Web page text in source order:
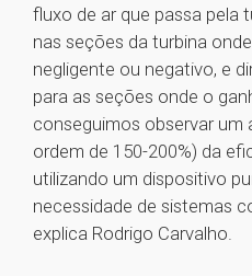
fluxo de ar que passa pela
nas seções da turbina
negligente ou negativo, e
para as seções onde o
conseguimos observar
ordem de 150-200%) da
utilizando um dispositivo
necessidade de sistemas
explica Rodrigo Carvalho.